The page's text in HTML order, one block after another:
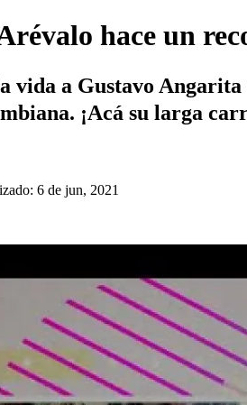
hace un
vida a Gustavo Angarita
¡Acá su larga
6 de jun, 2021